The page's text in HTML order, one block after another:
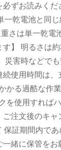
ずお読みく
乾電池と同じ
さは単一乾電
】 明るさは
災害時などで
使用時間は、
かる過酷な作
を使用すれば
注文後のキャ
証期間内で
緒に保管をお